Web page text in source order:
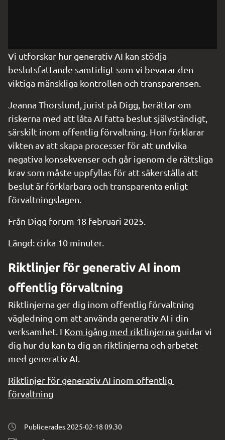
Vi utforskar hur generativ AI kan stödja
beslutsfattande samtidigt som vi bevarar den
viktiga mänskliga kontrollen och transparensen.
Jeanna Thorslund, jurist på Digg, berättar om
riskerna med att låta AI fatta beslut självständigt,
särskilt inom offentlig förvaltning. Hon förklarar
vikten av att skapa processer för att undvika
negativa konsekvenser och går igenom de rättsliga
krav som måste uppfyllas för att säkerställa att
beslut är förklarbara och transparenta enligt
förvaltningslagen.
Från Digg forum 18 februari 2025.
Längd: cirka 10 minuter.
Riktlinjer för generativ AI inom
offentlig förvaltning
Riktlinjerna ger dig inom offentlig förvaltning
vägledning om att använda generativ AI i din
verksamhet. I Kom igång med riktlinjerna guidar vi
dig hur du kan ta dig an riktlinjerna och arbetet
med generativ AI.
Riktlinjer för generativ AI inom offentlig
förvaltning
Publicerades 2025-02-18 09.30